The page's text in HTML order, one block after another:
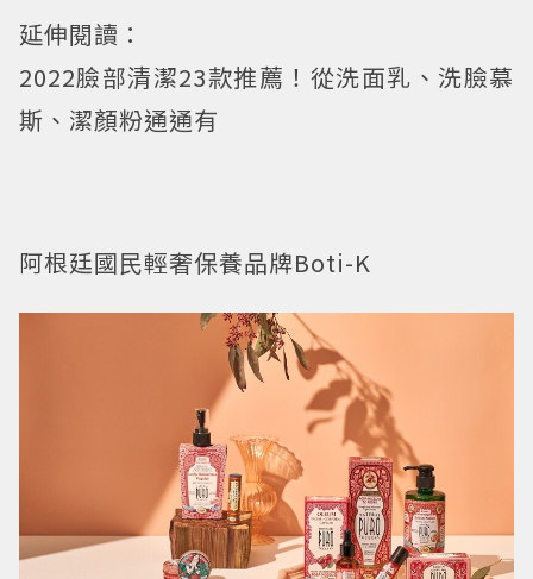
延伸閱讀：
2022臉部清潔23款推薦！從洗面乳、洗臉慕
斯、潔顏粉通通有
阿根廷國民輕奢保養品牌Boti-K